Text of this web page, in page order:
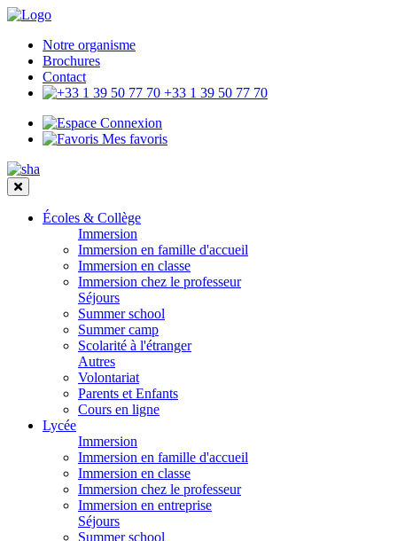
Notre organisme
Brochures
Contact
+33 1 39 50 77 70
Connexion
Mes favoris
Écoles & Collège
Immersion
Immersion en famille d'accueil
Immersion en classe
Immersion chez le professeur
Séjours
Summer school
Summer camp
Scolarité à l'étranger
Autres
Volontariat
Parents et Enfants
Cours en ligne
Lycée
Immersion
Immersion en famille d'accueil
Immersion en classe
Immersion chez le professeur
Immersion en entreprise
Séjours
Summer school